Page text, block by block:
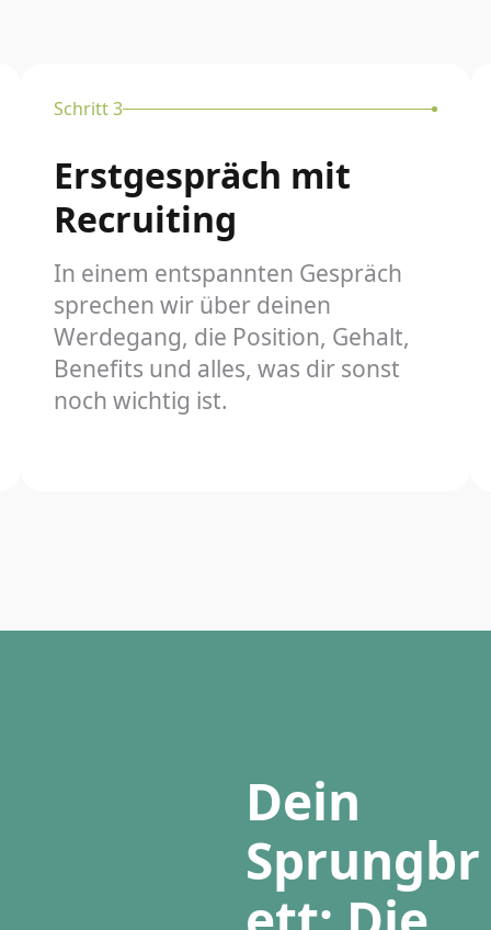
Schritt 3
Erstgespräch mit
Recruiting
In einem entspannten Gespräch
sprechen wir über deinen
Werdegang, die Position, Gehalt,
Benefits und alles, was dir sonst
noch wichtig ist.
Dein
Sprungbr